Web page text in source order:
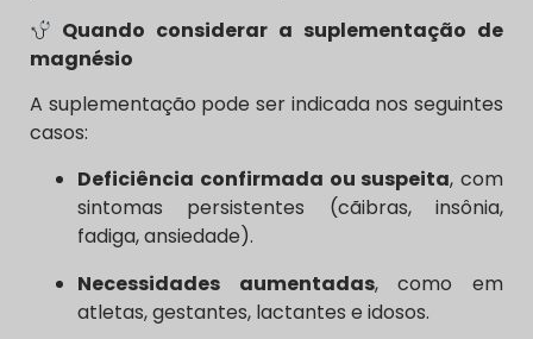
Quando considerar a suplementação de
magnésio
A suplementação pode ser indicada nos seguintes
casos:
Deficiência confirmada ou suspeita, com
sintomas persistentes (cãibras, insônia,
fadiga, ansiedade).
Necessidades aumentadas, como em
atletas, gestantes, lactantes e idosos.